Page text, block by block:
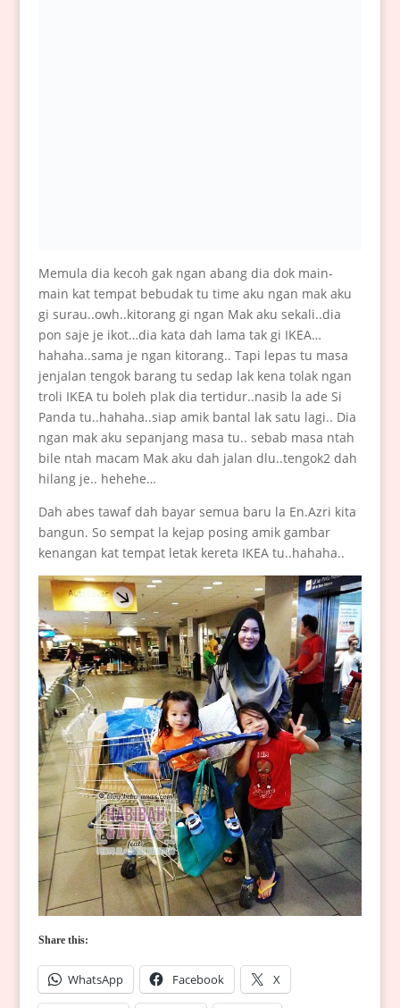
Memula dia kecoh gak ngan abang dia dok main-
main kat tempat bebudak tu time aku ngan mak aku
gi surau..owh..kitorang gi ngan Mak aku sekali..dia
pon saje je ikot…dia kata dah lama tak gi IKEA…
hahaha..sama je ngan kitorang.. Tapi lepas tu masa
jenjalan tengok barang tu sedap lak kena tolak ngan
troli IKEA tu boleh plak dia tertidur..nasib la ade Si
Panda tu..hahaha..siap amik bantal lak satu lagi.. Dia
ngan mak aku sepanjang masa tu.. sebab masa ntah
bile ntah macam Mak aku dah jalan dlu..tengok2 dah
hilang je.. hehehe…
Dah abes tawaf dah bayar semua baru la En.Azri kita
bangun. So sempat la kejap posing amik gambar
kenangan kat tempat letak kereta IKEA tu..hahaha..
Share this:
WhatsApp Facebook X